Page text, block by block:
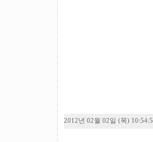
2012년 02월 02일 (목)